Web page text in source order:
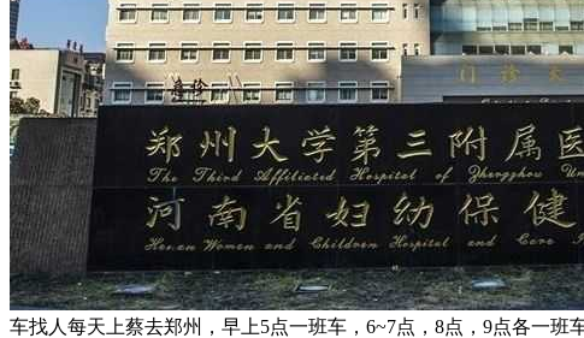
车找人每天上蔡去郑州，早上5点一班车，6~7点，8点，9点各一班